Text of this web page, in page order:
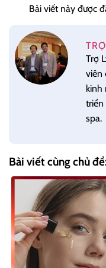
Bài viết này được
Trợ
viên
kinh
triển
spa.
Bài viết cùng chủ